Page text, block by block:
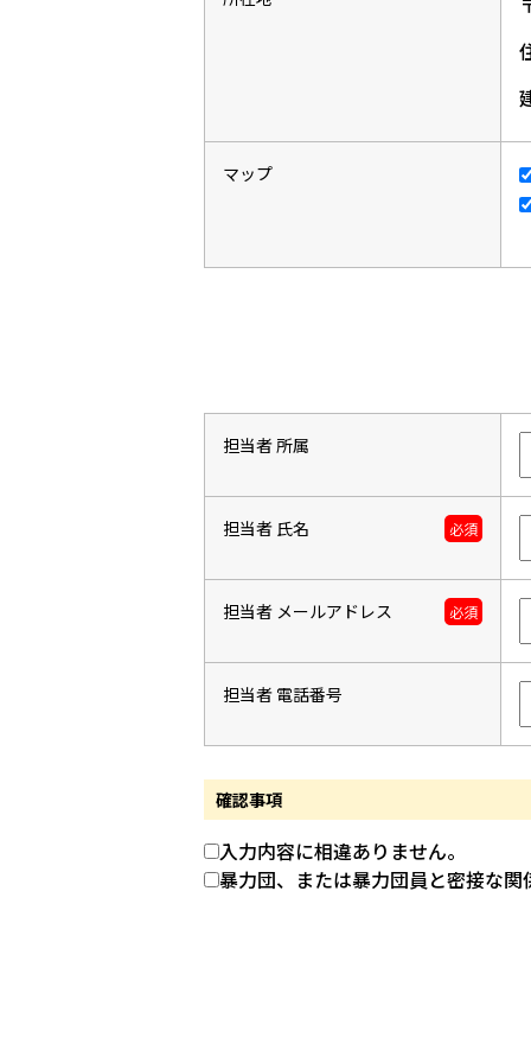
マップ
担当者 所属
担当者 氏名 必須
担当者 メールアドレス 必須
担当者 電話番号
確認事項
入力内容に相違ありません。
暴力団、または暴力団員と密接な